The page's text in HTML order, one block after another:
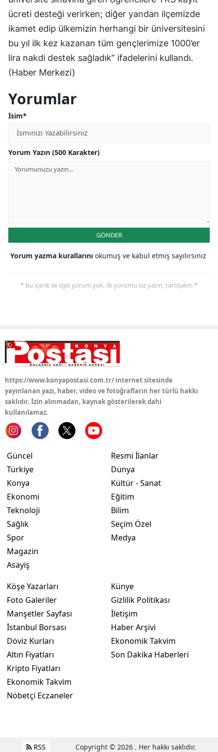
Batman
Bartın
ücreti desteği verirken; diğer yandan ilçemizde
ikamet edip ülkemizin herhangi bir üniversitesini
bu yıl ilk kez kazanan tüm gençlerimize 1000’er
lira nakdi destek sağladık” ifadelerini kullandı.
(Haber Merkezi)
Yorumlar
İsim*
Yorum Yazın (500 Karakter)
GÖNDER
Yorum yazma kurallarını okumuş ve kabul etmiş sayılırsınız
* Bu içerik ile ilgili yorum yok, ilk yorumu siz yazın, tartışalım *
https://www.konyapostasi.com.tr/ internet sitesinde
yayınlanan yazı, haber, video ve fotoğrafların her türlü hakkı
saklıdır. İzin alınmadan, kaynak gösterilerek dahi
kullanılamaz.
Güncel
Türkiye
Konya
Ekonomi
Teknoloji
Sağlık
Spor
Magazin
Asayiş
Resmi İlanlar
Dünya
Kültür - Sanat
Eğitim
Bilim
Seçim Özel
Medya
Köşe Yazarları
Foto Galeriler
Manşetler Sayfası
İstanbul Borsası
Döviz Kurları
Altın Fiyatları
Kripto Fiyatları
Ekonomik Takvim
Nöbetçi Eczaneler
Künye
Gizlilik Politikası
İletişim
Haber Arşivi
Ekonomik Takvim
Son Dakika Haberleri
RSS Copyright © 2026 . Her hakkı saklıdır.